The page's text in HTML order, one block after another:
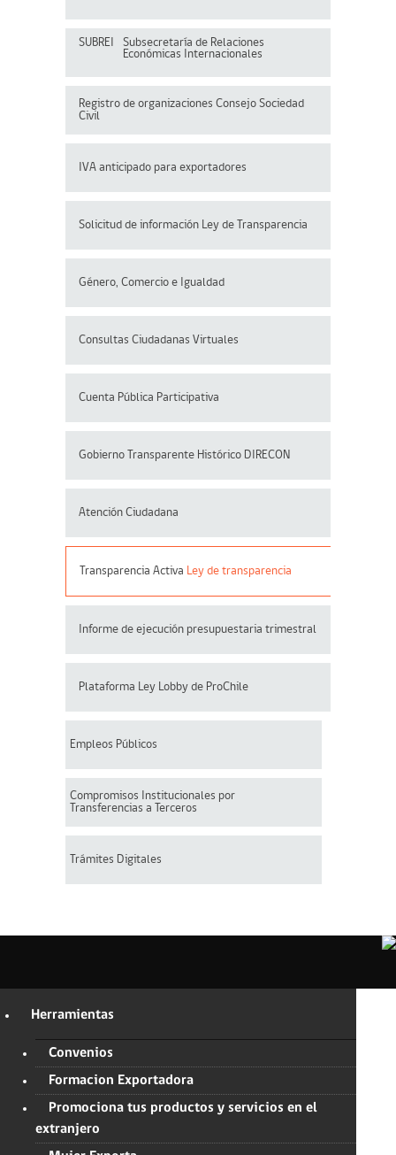
SUBREI
Subsecretaría de Relaciones
Económicas Internacionales
Registro de organizaciones Consejo Sociedad
Civil
IVA anticipado para exportadores
Solicitud de información Ley de Transparencia
Género, Comercio e Igualdad
Consultas Ciudadanas Virtuales
Cuenta Pública Participativa
Gobierno Transparente Histórico DIRECON
Atención Ciudadana
Transparencia Activa Ley de transparencia
Informe de ejecución presupuestaria trimestral
Plataforma Ley Lobby de ProChile
Empleos Públicos
Compromisos Institucionales por
Transferencias a Terceros
Trámites Digitales
Herramientas
Convenios
Formacion Exportadora
Promociona tus productos y servicios en el
extranjero